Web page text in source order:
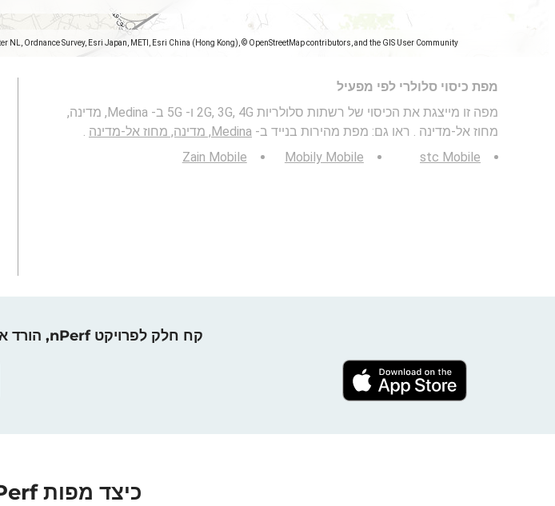
NL, Ordnance Survey, Esri Japan, METI, Esri China (Hong Kong), © OpenStreetMap contributors, and the GIS User Community
מפת כיסוי סלולרי לפי מפעיל
מפה זו מייצגת את הכיסוי של רשתות סלולריות 2G, 3G, 4G ו- 5G ב- Medina, מדינה,
מחוז אל-מדינה . ראו גם: מפת מהירות בנייד ב- Medina, מדינה, מחוז אל-מדינה
.
stc Mobile
Mobily Mobile
Zain Mobile
קח חלק לפרויקט nPerf, הורד את האפליקציה שלנו עכשיו!
כיצד מפות nPerf עובדות?